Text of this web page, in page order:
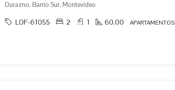
Durazno, Barrio Sur, Montevideo
LOF-61055 2 1 60.00 APARTAMENTOS